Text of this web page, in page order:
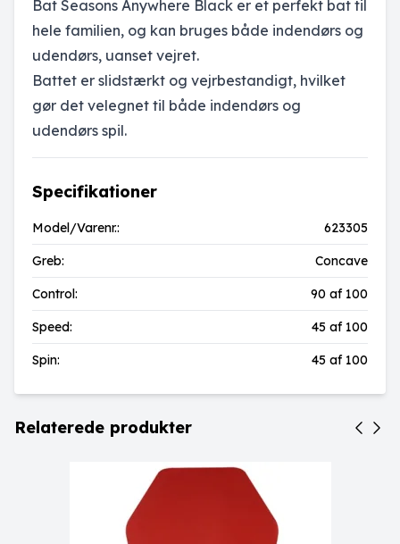
Bat Seasons Anywhere Black er et perfekt bat til
hele familien, og kan bruges både indendørs og
udendørs, uanset vejret.
Battet er slidstærkt og vejrbestandigt, hvilket
gør det velegnet til både indendørs og
udendørs spil.
Specifikationer
Model/Varenr.: 623305
Greb: Concave
Control: 90 af 100
Speed: 45 af 100
Spin: 45 af 100
Relaterede produkter